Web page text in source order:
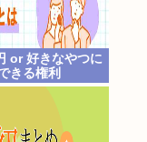
or 好きなやつに
きる権利